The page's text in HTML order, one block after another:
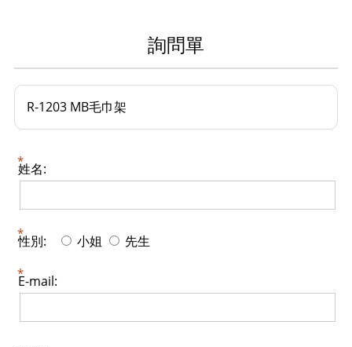
詢問單
R-1203 MB毛巾架
姓名:
性別: 小姐 先生
E-mail: